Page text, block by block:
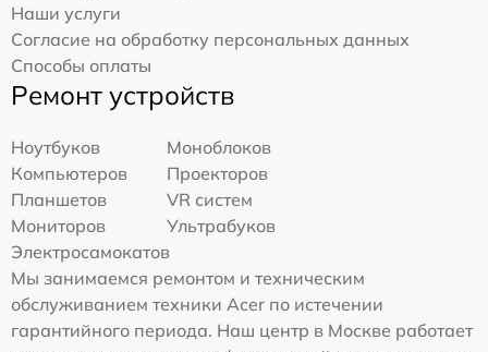
Наши услуги
Согласие на обработку персональных данных
Способы оплаты
Ремонт устройств
Ноутбуков
Моноблоков
Компьютеров
Проекторов
Планшетов
VR систем
Мониторов
Ультрабуков
Электросамокатов
Мы занимаемся ремонтом и техническим
обслуживанием техники Acer по истечении
гарантийного периода. Наш центр в Москве работает